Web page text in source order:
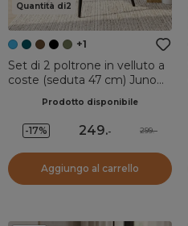
Quantità di2
+1
Set di 2 poltrone in velluto a
coste (seduta 47 cm) Juno
Prodotto disponibile
-17% 249.- 299.-
Aggiungo al carrello